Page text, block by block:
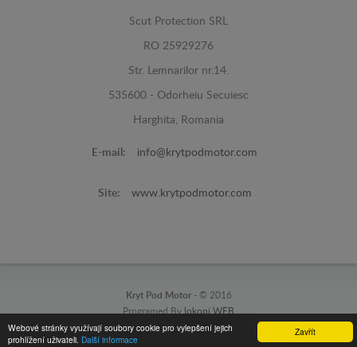
Zavřít
Webové stránky využívají soubory cookie pro vylepšení jejich
prohlížení uživateli. Další informace
Scut Protection SRL
RO 25929276
Str. Lemnarilor nr.14.
535600 - Odorheiu Secuiesc
Harghita, Romania
E-mail: info@krytpodmotor.com
Site: www.krytpodmotor.com
Kryt Pod Motor - © 2016
Programed By lokopi WEB